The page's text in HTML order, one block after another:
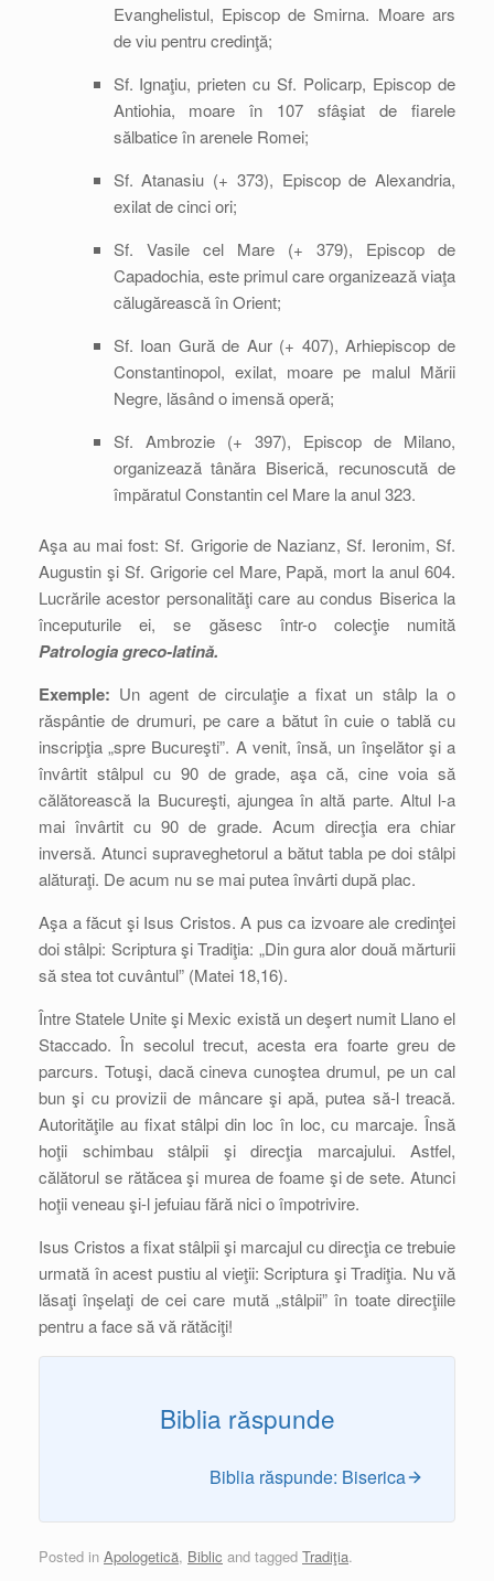
Evanghelistul, Episcop de Smirna. Moare ars
de viu pentru credinţă;
Sf. Ignaţiu, prieten cu Sf. Policarp, Episcop de
Antiohia, moare în 107 sfâşiat de fiarele
sălbatice în arenele Romei;
Sf. Atanasiu (+ 373), Episcop de Alexandria,
exilat de cinci ori;
Sf. Vasile cel Mare (+ 379), Episcop de
Capadochia, este primul care organizează viaţa
călugărească în Orient;
Sf. Ioan Gură de Aur (+ 407), Arhiepiscop de
Constantinopol, exilat, moare pe malul Mării
Negre, lăsând o imensă operă;
Sf. Ambrozie (+ 397), Episcop de Milano,
organizează tânăra Biserică, recunoscută de
împăratul Constantin cel Mare la anul 323.
Aşa au mai fost: Sf. Grigorie de Nazianz, Sf. Ieronim, Sf.
Augustin şi Sf. Grigorie cel Mare, Papă, mort la anul 604.
Lucrările acestor personalităţi care au condus Biserica la
începuturile ei, se găsesc într-o colecţie numită
Patrologia greco-latină.
Exemple: Un agent de circulaţie a fixat un stâlp la o
răspântie de drumuri, pe care a bătut în cuie o tablă cu
inscripţia „spre Bucureşti”. A venit, însă, un înşelător şi a
învârtit stâlpul cu 90 de grade, aşa că, cine voia să
călătorească la Bucureşti, ajungea în altă parte. Altul l-a
mai învârtit cu 90 de grade. Acum direcţia era chiar
inversă. Atunci supraveghetorul a bătut tabla pe doi stâlpi
alăturaţi. De acum nu se mai putea învârti după plac.
Aşa a făcut şi Isus Cristos. A pus ca izvoare ale credinţei
doi stâlpi: Scriptura şi Tradiţia: „Din gura alor două mărturii
să stea tot cuvântul” (Matei 18,16).
Între Statele Unite şi Mexic există un deşert numit Llano el
Staccado. În secolul trecut, acesta era foarte greu de
parcurs. Totuşi, dacă cineva cunoştea drumul, pe un cal
bun şi cu provizii de mâncare şi apă, putea să-l treacă.
Autorităţile au fixat stâlpi din loc în loc, cu marcaje. Însă
hoţii schimbau stâlpii şi direcţia marcajului. Astfel,
călătorul se rătăcea şi murea de foame şi de sete. Atunci
hoţii veneau şi-l jefuiau fără nici o împotrivire.
Isus Cristos a fixat stâlpii şi marcajul cu direcţia ce trebuie
urmată în acest pustiu al vieţii: Scriptura şi Tradiţia. Nu vă
lăsaţi înşelaţi de cei care mută „stâlpii” în toate direcţiile
pentru a face să vă rătăciţi!
Biblia răspunde
Biblia răspunde: Biserica
Posted in Apologetică, Biblic and tagged Tradiţia.